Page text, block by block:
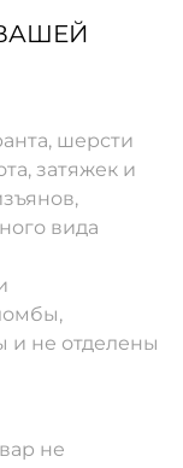
шерсти
затяжек и
вида
и не отделены
не